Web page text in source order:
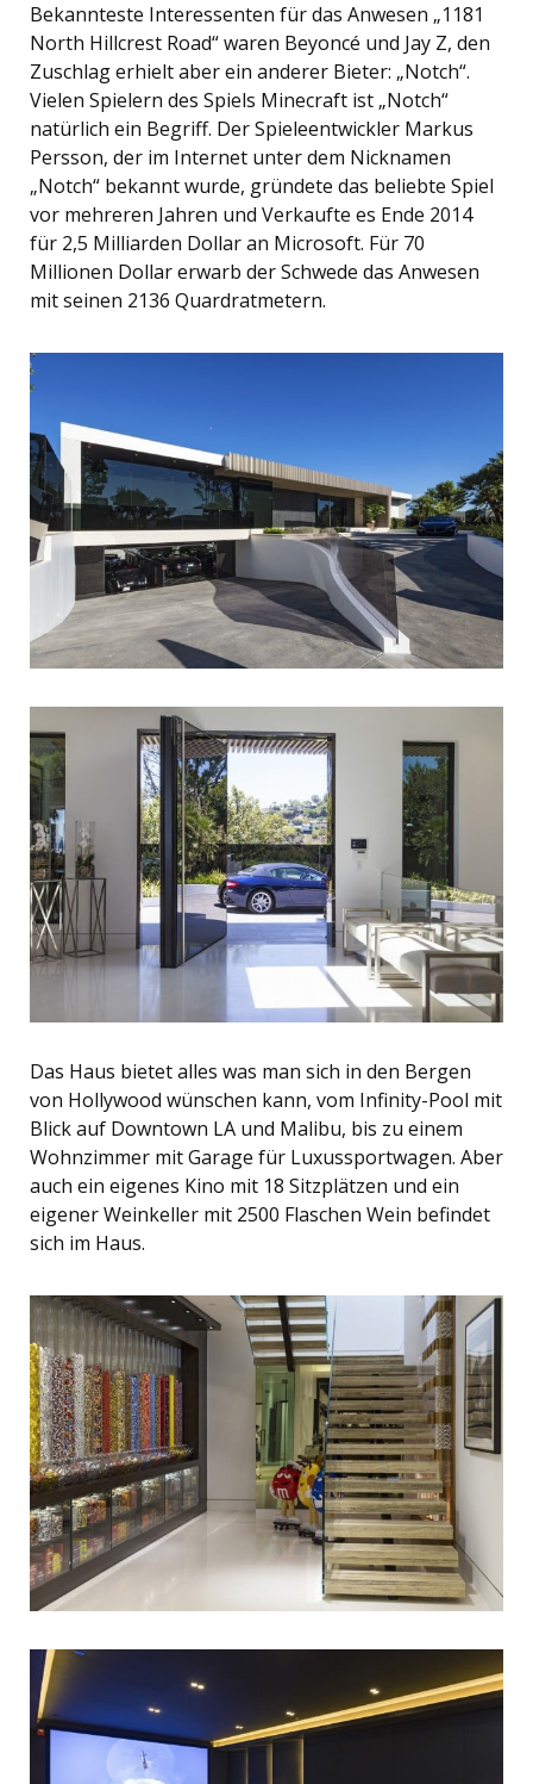
Bekannteste Interessenten für das Anwesen „1181
North Hillcrest Road“ waren Beyoncé und Jay Z, den
Zuschlag erhielt aber ein anderer Bieter: „Notch“.
Vielen Spielern des Spiels Minecraft ist „Notch“
natürlich ein Begriff. Der Spieleentwickler Markus
Persson, der im Internet unter dem Nicknamen
„Notch“ bekannt wurde, gründete das beliebte Spiel
vor mehreren Jahren und Verkaufte es Ende 2014
für 2,5 Milliarden Dollar an Microsoft. Für 70
Millionen Dollar erwarb der Schwede das Anwesen
mit seinen 2136 Quardratmetern.
Das Haus bietet alles was man sich in den Bergen
von Hollywood wünschen kann, vom Infinity-Pool mit
Blick auf Downtown LA und Malibu, bis zu einem
Wohnzimmer mit Garage für Luxussportwagen. Aber
auch ein eigenes Kino mit 18 Sitzplätzen und ein
eigener Weinkeller mit 2500 Flaschen Wein befindet
sich im Haus.